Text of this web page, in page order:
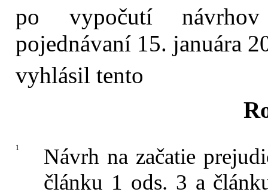
po vypočutí návrhov
pojednávaní 15. januára
vyhlásil tento
1
Návrh na začatie
článku 1 ods. 3 a